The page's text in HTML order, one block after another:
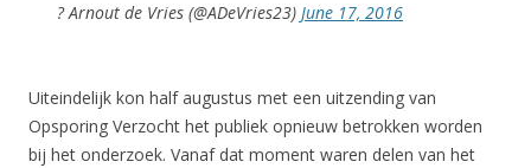
? Arnout de Vries (@ADeVries23) June 17, 2016
Uiteindelijk kon half augustus met een uitzending van
Opsporing Verzocht het publiek opnieuw betrokken worden
bij het onderzoek. Vanaf dat moment waren delen van het